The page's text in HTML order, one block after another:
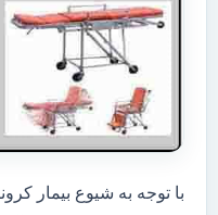
با توجه به شیوع بیمار